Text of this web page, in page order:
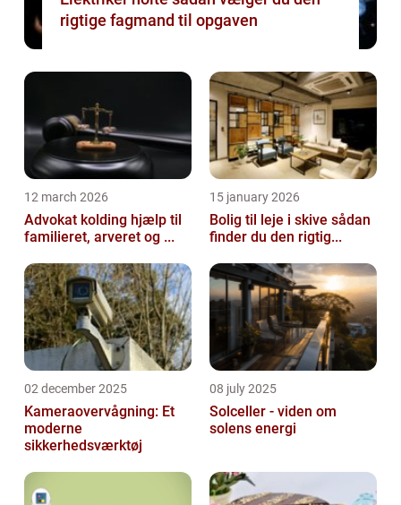
rigtige fagmand til opgaven
12 march 2026
Advokat kolding hjælp til
familieret, arveret og ...
15 january 2026
Bolig til leje i skive sådan
finder du den rigtig...
02 december 2025
Kameraovervågning: Et
moderne
sikkerhedsværktøj
08 july 2025
Solceller - viden om
solens energi